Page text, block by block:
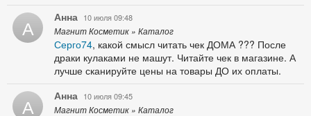
А Анна 10 июля 09:48
Магнит Косметик » Каталог
Серго74, какой смысл читать чек ДОМА ??? После
драки кулаками не машут. Читайте чек в магазине. А
лучше сканируйте цены на товары ДО их оплаты.
А Анна 10 июля 09:45
Магнит Косметик » Каталог